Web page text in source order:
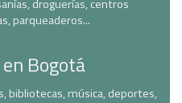
droguerías, centros
parqueaderos...
Bogotá
bibliotecas, música, deportes,